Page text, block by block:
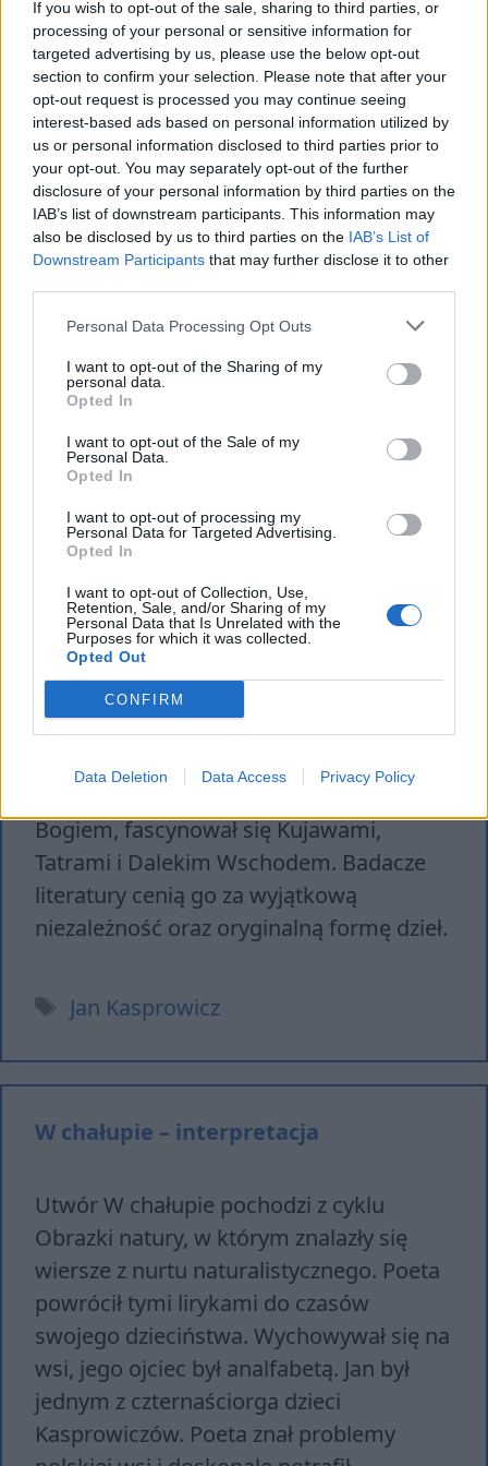
If you wish to opt-out of the sale, sharing to third parties, or
processing of your personal or sensitive information for
targeted advertising by us, please use the below opt-out
section to confirm your selection. Please note that after your
opt-out request is processed you may continue seeing
interest-based ads based on personal information utilized by
us or personal information disclosed to third parties prior to
your opt-out. You may separately opt-out of the further
disclosure of your personal information by third parties on the
IAB’s list of downstream participants. This information may
also be disclosed by us to third parties on the IAB’s List of
Downstream Participants that may further disclose it to other
Personal Data Processing Opt Outs
I want to opt-out of the Sharing of my
personal data.
Opted In
I want to opt-out of the Sale of my
Personal Data.
Opted In
I want to opt-out of processing my
Personal Data for Targeted Advertising.
Opted In
I want to opt-out of Collection, Use,
Retention, Sale, and/or Sharing of my
Personal Data that Is Unrelated with the
Purposes for which it was collected.
Opted Out
CONFIRM
Data Deletion Data Access Privacy Policy
tłumacza związanego z epoką Młodej
Polski. W wierszu Księga Ubogich III (Nie
ma tu nic szczególnego) – inspirując się
filozofią św. Franciszka z Asyżu –
dokonuje pochwały prostego życia i
doceniania wspaniałego świata i natury,
które oferował nam ludziom miłosierny
Stwórca.
Tagi
Jan Kasprowicz
Przeprosiny Boga – interpretacja
Jan Kasprowicz był przedstawicielem
Młodej Polski – poetą, krytykiem,
tłumaczem i dramaturgiem – który w
swojej twórczości poruszał się w nurtach
symbolizmu, naturalizmu,
ekspresjonizmu czy katastrofizmu. W
wierszach odwoływał się do kwestii
trudnych doświadczeń życiowych, biedy,
Bogiem, fascynował się Kujawami,
Tatrami i Dalekim Wschodem. Badacze
literatury cenią go za wyjątkową
niezależność oraz oryginalną formę dzieł.
Tagi
Jan Kasprowicz
W chałupie – interpretacja
Utwór W chałupie pochodzi z cyklu
Obrazki natury, w którym znalazły się
wiersze z nurtu naturalistycznego. Poeta
powrócił tymi lirykami do czasów
swojego dzieciństwa. Wychowywał się na
wsi, jego ojciec był analfabetą. Jan był
jednym z czternaściorga dzieci
Kasprowiczów. Poeta znał problemy